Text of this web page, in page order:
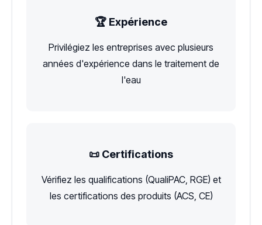
🏆 Expérience
Privilégiez les entreprises avec plusieurs
années d'expérience dans le traitement de
l'eau
📜 Certifications
Vérifiez les qualifications (QualiPAC, RGE) et
les certifications des produits (ACS, CE)